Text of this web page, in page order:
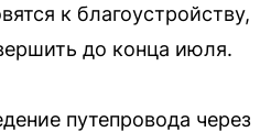
к благоустройству,
до конца июля.
путепровода через